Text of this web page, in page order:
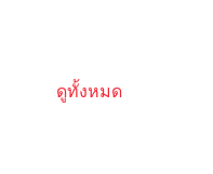
ดูทั้งหมด